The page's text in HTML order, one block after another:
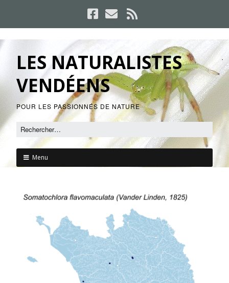
LES NATURALISTES
VENDÉENS
POUR LES PASSIONNÉS DE NATURE
Menu